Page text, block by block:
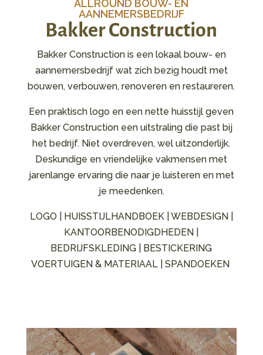
ALLROUND BOUW- EN
AANNEMERSBEDRIJF
Bakker Construction
Bakker Construction is een lokaal bouw- en
aannemersbedrijf wat zich bezig houdt met
bouwen, verbouwen, renoveren en restaureren.
Een praktisch logo en een nette huisstijl geven
Bakker Construction een uitstraling die past bij
het bedrijf. Niet overdreven, wel uitzonderlijk.
Deskundige en vriendelijke vakmensen met
jarenlange ervaring die naar je luisteren en met
je meedenken.
LOGO | HUISSTIJLHANDBOEK | WEBDESIGN |
KANTOORBENODIGDHEDEN |
BEDRIJFSKLEDING | BESTICKERING
VOERTUIGEN & MATERIAAL | SPANDOEKEN